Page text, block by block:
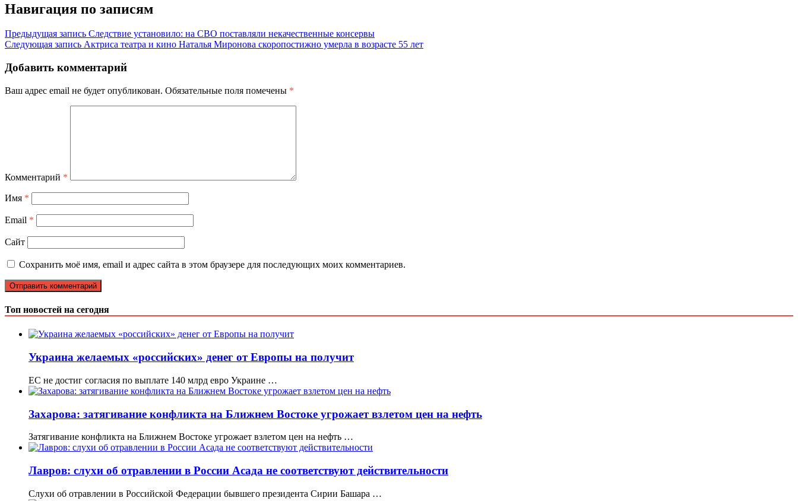
Навигация по записям
Предыдущая запись Следствие установило: на СВО поставляли некачественные консервы
Следующая запись Актриса театра и кино Наталья Миронова скоропостижно умерла в возрасте 55 лет
Добавить комментарий
Ваш адрес email не будет опубликован. Обязательные поля помечены *
Комментарий *
Имя *
Email *
Сайт
Сохранить моё имя, email и адрес сайта в этом браузере для последующих моих комментариев.
Топ новостей на сегодня
Украина желаемых «российских» денег от Европы на получит
ЕС не достиг согласия по выплате 140 млрд евро Украине …
Захарова: затягивание конфликта на Ближнем Востоке угрожает взлетом цен на нефть
Затягивание конфликта на Ближнем Востоке угрожает взлетом цен на нефть …
Лавров: слухи об отравлении в России Асада не соответствуют действительности
Слухи об отравлении в Российской Федерации бывшего президента Сирии Башара …